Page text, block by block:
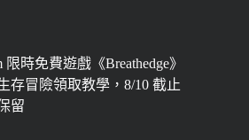
限時免費遊戲《Breathedge》
存冒險領取教學，8/10 截止
留